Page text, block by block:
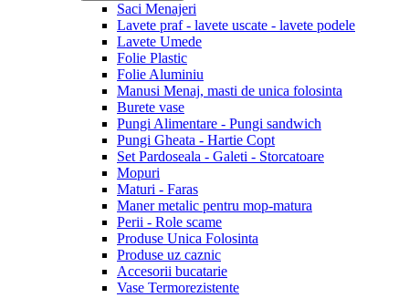
Saci Menajeri
Lavete praf - lavete uscate - lavete podele
Lavete Umede
Folie Plastic
Folie Aluminiu
Manusi Menaj, masti de unica folosinta
Burete vase
Pungi Alimentare - Pungi sandwich
Pungi Gheata - Hartie Copt
Set Pardoseala - Galeti - Storcatoare
Mopuri
Maturi - Faras
Maner metalic pentru mop-matura
Perii - Role scame
Produse Unica Folosinta
Produse uz caznic
Accesorii bucatarie
Vase Termorezistente